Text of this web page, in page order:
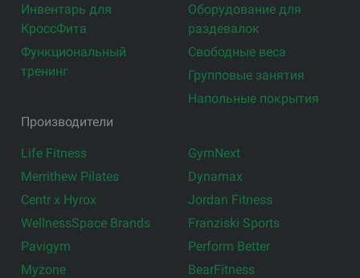
Инвентарь для
КроссФита
Функциональный
тренинг
Оборудование для
раздевалок
Свободные веса
Групповые занятия
Напольные покрытия
Производители
Life Fitness
Merrithew Pilates
Centr x Hyrox
WellnessSpace Brands
Pavigym
Myzone
GymNext
Dynamax
Jordan Fitness
Franziski Sports
Perform Better
BearFitness